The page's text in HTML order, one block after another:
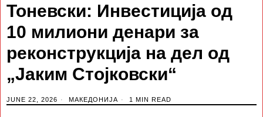
Тоневски: Инвестиција од
10 милиони денари за
реконструкција на дел од
„Јаким Стојковски“
JUNE 22, 2026 МАКЕДОНИЈА 1 MIN READ